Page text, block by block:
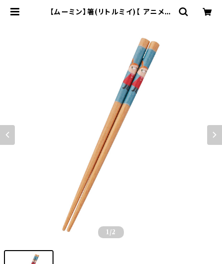
【ムーミン】箸(リトルミイ)【 アニメー
1 /2